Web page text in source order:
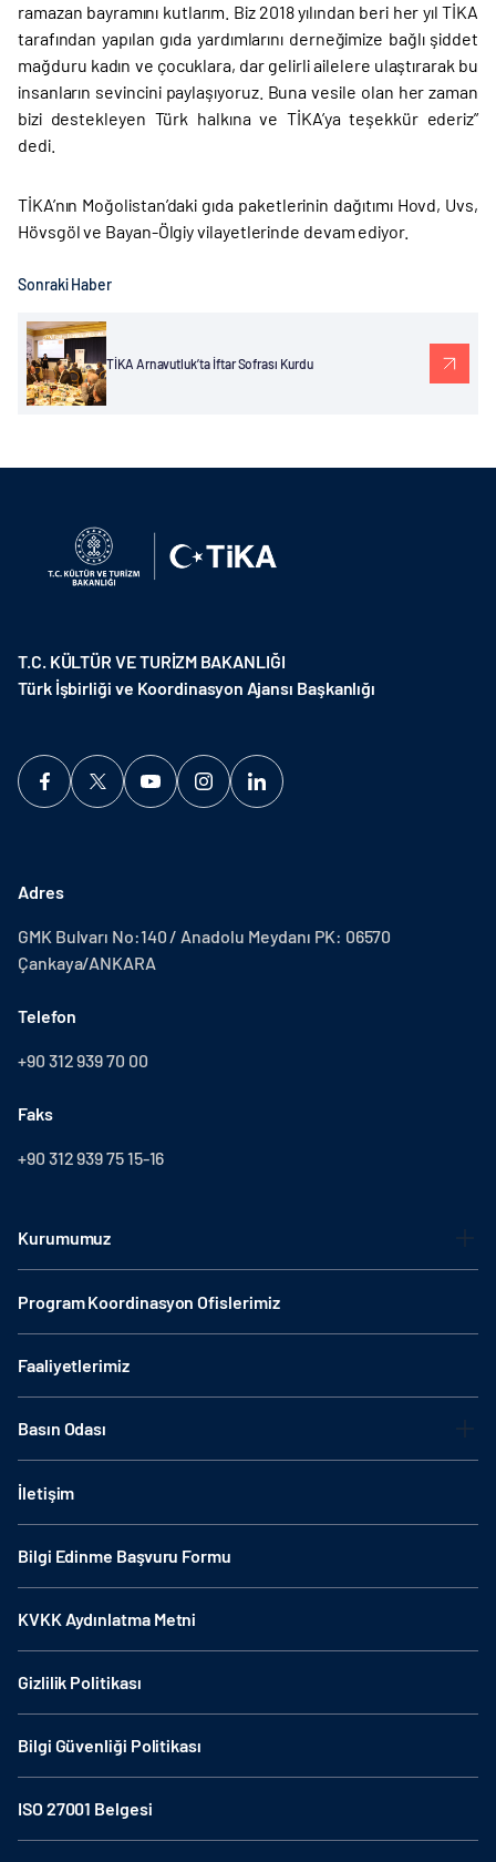
ramazan bayramını kutlarım. Biz 2018 yılından beri her yıl TİKA
tarafından yapılan gıda yardımlarını derneğimize bağlı şiddet
mağduru kadın ve çocuklara, dar gelirli ailelere ulaştırarak bu
insanların sevincini paylaşıyoruz. Buna vesile olan her zaman
bizi destekleyen Türk halkına ve TİKA’ya teşekkür ederiz”
dedi.
TİKA’nın Moğolistan’daki gıda paketlerinin dağıtımı Hovd, Uvs,
Hövsgöl ve Bayan-Ölgiy vilayetlerinde devam ediyor.
Sonraki Haber
TİKA Arnavutluk’ta İftar Sofrası Kurdu
T.C. KÜLTÜR VE TURİZM BAKANLIĞI
Türk İşbirliği ve Koordinasyon Ajansı Başkanlığı
Adres
GMK Bulvarı No:140 / Anadolu Meydanı PK: 06570
Çankaya/ANKARA
Telefon
+90 312 939 70 00
Faks
+90 312 939 75 15-16
Kurumumuz
Program Koordinasyon Ofislerimiz
Faaliyetlerimiz
Basın Odası
İletişim
Bilgi Edinme Başvuru Formu
KVKK Aydınlatma Metni
Gizlilik Politikası
Bilgi Güvenliği Politikası
ISO 27001 Belgesi